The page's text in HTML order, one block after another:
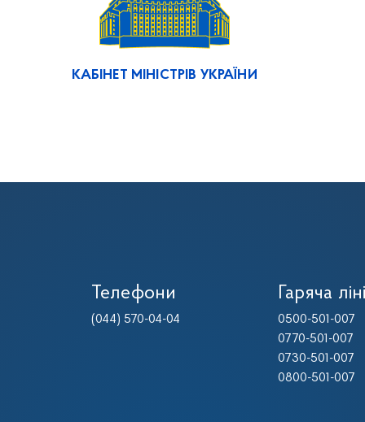
КАБІНЕТ МІНІСТРІВ УКРАЇНИ
Телефони
(044) 570-04-04
Гаряча
0500-501-007
0770-501-007
0730-501-007
0800-501-007